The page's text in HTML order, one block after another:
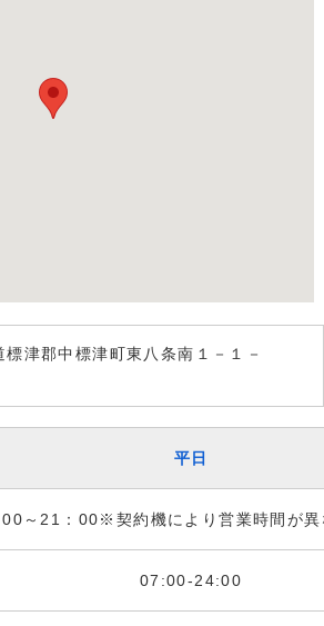
標津郡中標津町東八条南１－１－
平日
～21：00※契約機により営業時間が異
07:00-24:00